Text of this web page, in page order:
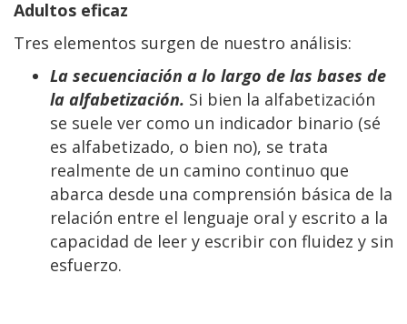
Adultos eficaz
Tres elementos surgen de nuestro análisis:
La secuenciación a lo largo de las bases de
la alfabetización. Si bien la alfabetización
se suele ver como un indicador binario (sé
es alfabetizado, o bien no), se trata
realmente de un camino continuo que
abarca desde una comprensión básica de la
relación entre el lenguaje oral y escrito a la
capacidad de leer y escribir con fluidez y sin
esfuerzo.